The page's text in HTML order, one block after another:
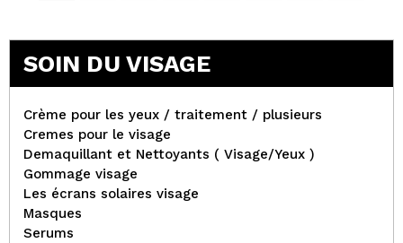
SOIN DU VISAGE
Crème pour les yeux / traitement / plusieurs
Cremes pour le visage
Demaquillant et Nettoyants ( Visage/Yeux )
Gommage visage
Les écrans solaires visage
Masques
Serums